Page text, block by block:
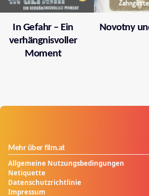
In Gefahr – Ein
verhängnisvoller
Moment
Novotny
Mehr über film.at
Allgemeine Nutzungsbedingungen
Netiquette
Datenschutzrichtlinie
Impressum